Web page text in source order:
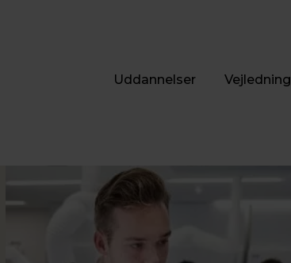
Uddannelser Vejledning